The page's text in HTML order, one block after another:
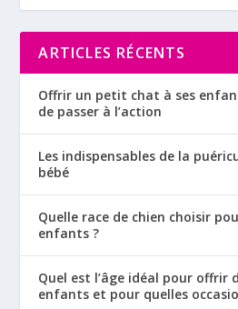
ARTICLES RÉCENTS
Offrir un petit chat à ses
de passer à l’action
Les indispensables de la
bébé
Quelle race de chien choisir
enfants ?
Quel est l’âge idéal pour offrir
enfants et pour quelles